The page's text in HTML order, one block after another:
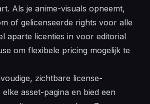
Als je anime-visuals opneemt,
of gelicenseerde rights voor alle
aparte licenties in voor editorial
om flexibele pricing mogelijk te
zichtbare license-
asset-pagina en bied een